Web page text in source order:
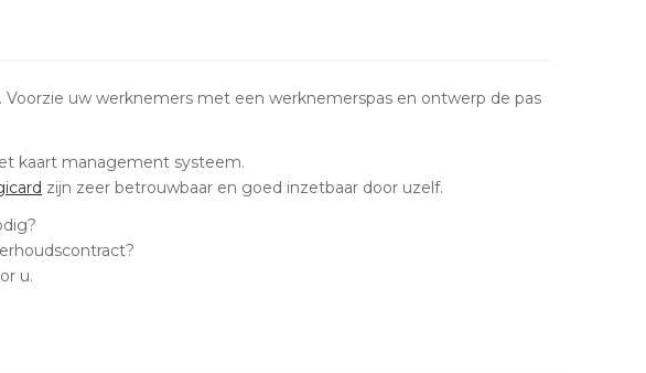
. Voorzie uw werknemers met een werknemerspas en ontwerp de pas
kaart management systeem.
zijn zeer betrouwbaar en goed inzetbaar door uzelf.
u.